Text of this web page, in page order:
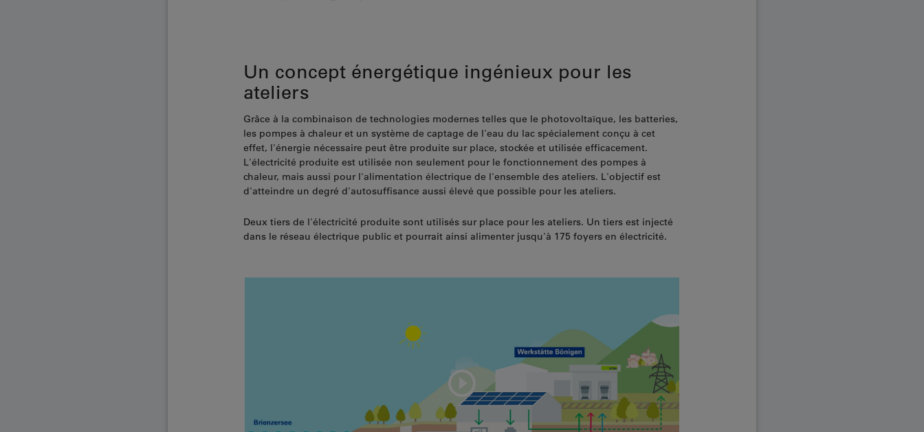
Un concept énergétique ingénieux pour les
ateliers
Grâce à la combinaison de technologies modernes telles que le photovoltaïque, les batteries,
les pompes à chaleur et un système de captage de l'eau du lac spécialement conçu à cet
effet, l'énergie nécessaire peut être produite sur place, stockée et utilisée efficacement.
L'électricité produite est utilisée non seulement pour le fonctionnement des pompes à
chaleur, mais aussi pour l'alimentation électrique de l'ensemble des ateliers. L'objectif est
d'atteindre un degré d'autosuffisance aussi élevé que possible pour les ateliers.
Deux tiers de l'électricité produite sont utilisés sur place pour les ateliers. Un tiers est injecté
dans le réseau électrique public et pourrait ainsi alimenter jusqu'à 175 foyers en électricité.